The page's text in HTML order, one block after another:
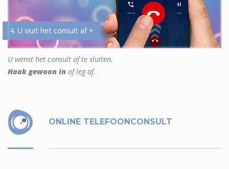
4. U sluit het consult af +
U wenst het consult af te sluiten.
Haak gewoon in of leg af.
ONLINE TELEFOONCONSULT